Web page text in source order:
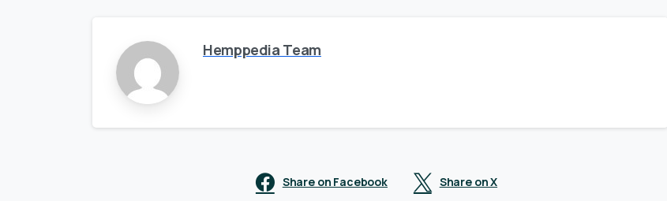
Hemppedia Team
Share on Facebook Share on X